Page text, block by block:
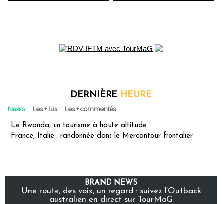
DERNIÈRE HEURE
News Les + lus Les + commentés
Le Rwanda, un tourisme à haute altitude
France, Italie : randonnée dans le Mercantour frontalier
BRAND NEWS
Une route, des voix, un regard : suivez l’Outback
australien en direct sur TourMaG